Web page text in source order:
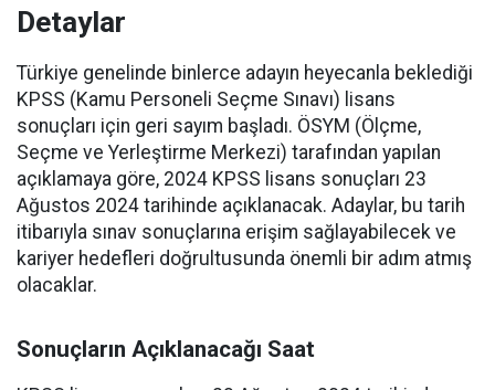
Detaylar
Türkiye genelinde binlerce adayın heyecanla beklediği
KPSS (Kamu Personeli Seçme Sınavı) lisans
sonuçları için geri sayım başladı. ÖSYM (Ölçme,
Seçme ve Yerleştirme Merkezi) tarafından yapılan
açıklamaya göre, 2024 KPSS lisans sonuçları 23
Ağustos 2024 tarihinde açıklanacak. Adaylar, bu tarih
itibarıyla sınav sonuçlarına erişim sağlayabilecek ve
kariyer hedefleri doğrultusunda önemli bir adım atmış
olacaklar.
Sonuçların Açıklanacağı Saat